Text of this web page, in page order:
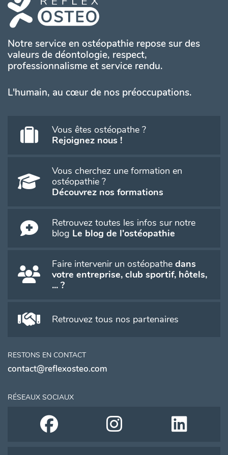
Notre service en ostéopathie repose sur des
valeurs de déontologie, respect,
professionnalisme et service rendu.
L'humain, au cœur de nos préoccupations.
Vous êtes ostéopathe ?
Rejoignez nous !
Vous cherchez une formation en
ostéopathie ?
Découvrez nos formations
Retrouvez toutes les infos sur notre
blog Le blog de l'ostéopathie
Faire intervenir un ostéopathe dans
votre entreprise, club sportif, hôtels,
... ?
Retrouvez tous nos partenaires
RESTONS EN CONTACT
contact@reflexosteo.com
RÉSEAUX SOCIAUX